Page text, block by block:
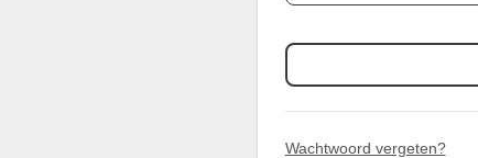
Wachtwoord vergeten?